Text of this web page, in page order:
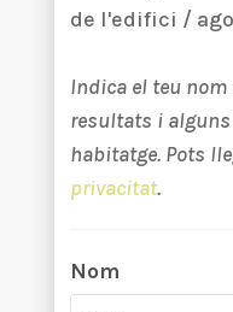
de l'edifici /
Indica el teu
resultats i
habitatge. Pots
privacitat.
Nom